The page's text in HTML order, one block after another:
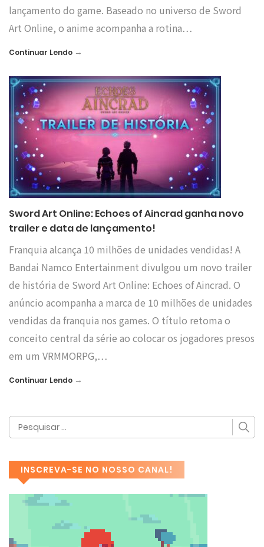
lançamento do game. Baseado no universo de Sword
Art Online, o anime acompanha a rotina…
Continuar Lendo →
Sword Art Online: Echoes of Aincrad ganha novo
trailer e data de lançamento!
Franquia alcança 10 milhões de unidades vendidas! A
Bandai Namco Entertainment divulgou um novo trailer
de história de Sword Art Online: Echoes of Aincrad. O
anúncio acompanha a marca de 10 milhões de unidades
vendidas da franquia nos games. O título retoma o
conceito central da série ao colocar os jogadores presos
em um VRMMORPG,…
Continuar Lendo →
INSCREVA-SE NO NOSSO CANAL!